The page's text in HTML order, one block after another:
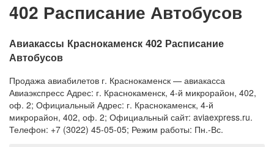
402 Расписание Автобусов
Авиакассы Краснокаменск 402 Расписание
Автобусов
Продажа авиабилетов г. Краснокаменск — авиакасса
Авиаэкспресс Адрес: г. Краснокаменск, 4-й микрорайон, 402,
оф. 2; Официальный Адрес: г. Краснокаменск, 4-й
микрорайон, 402, оф. 2; Официальный сайт: aviaexpress.ru.
Телефон: +7 (3022) 45-05-05; Режим работы: Пн.-Вс.